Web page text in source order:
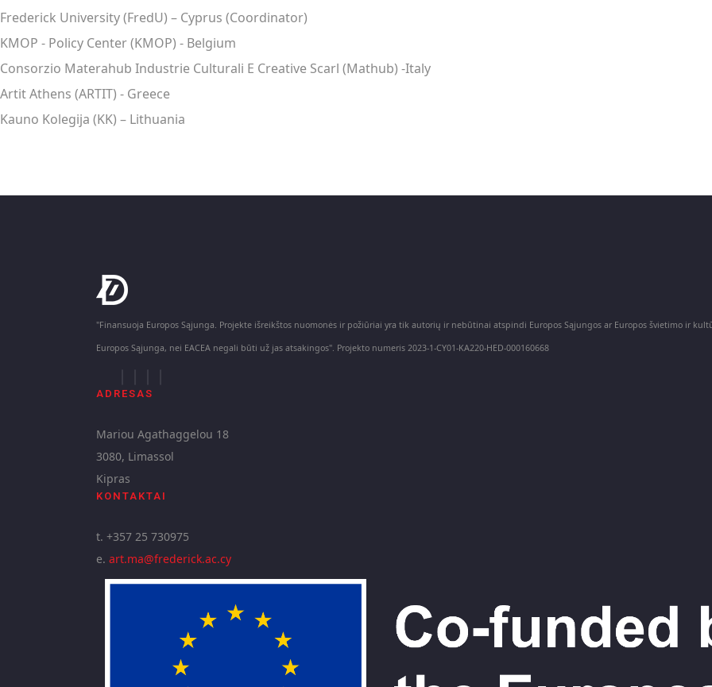
Frederick University (FredU) – Cyprus (Coordinator)
KMOP - Policy Center (KMOP) - Belgium
Consorzio Materahub Industrie Culturali E Creative Scarl (Mathub) -Italy
Artit Athens (ARTIT) - Greece
Kauno Kolegija (KK) – Lithuania
"Finansuoja Europos Sąjunga. Projekte išreikštos nuomonės ir požiūriai yra tik autorių ir nebūtinai atspindi Europos Sąjungos ar Europos švietimo ir
Europos Sąjunga, nei EACEA negali būti už jas atsakingos". Projekto numeris 2023-1-CY01-KA220-HED-000160668
ADRESAS
Mariou Agathaggelou 18
3080, Limassol
Kipras
KONTAKTAI
t. +357 25 730975
e. art.ma@frederick.ac.cy